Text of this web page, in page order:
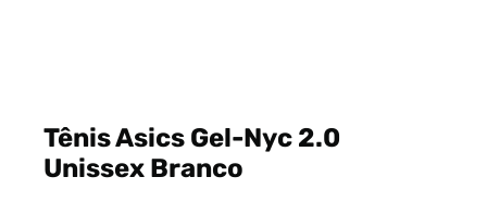
Tênis Asics Gel-Nyc 2.0
Unissex Branco